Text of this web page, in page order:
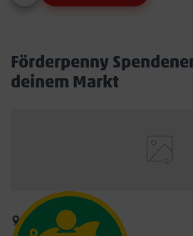
Förderpenny
deinem Markt